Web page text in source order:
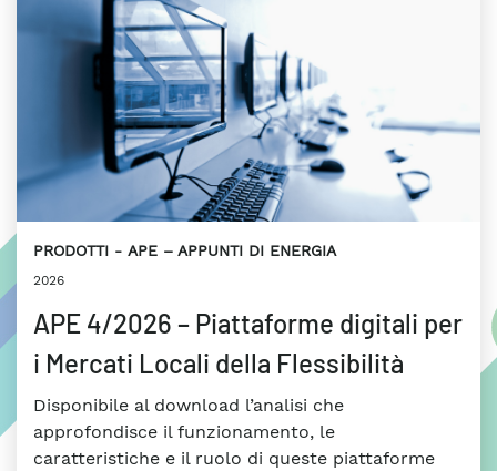
PRODOTTI APE – APPUNTI DI ENERGIA
2026
APE 4/2026 – Piattaforme digitali per
i Mercati Locali della Flessibilità
Disponibile al download l’analisi che
approfondisce il funzionamento, le
caratteristiche e il ruolo di queste piattaforme